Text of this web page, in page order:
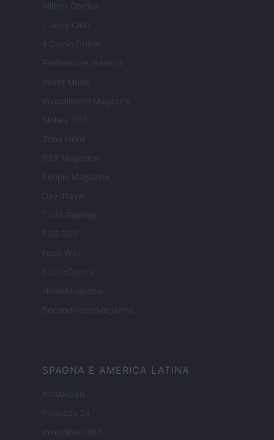
Milano Cortina
Luxury Club
Il Calcio Online
Professione mamma
World Music
Investimenti Magazine
Money 365
Zona Nerd
B2B Magazine
People Magazine
Day Travel
Tutto Gaming
ESG 365
Food Wiki
FuturoDonna
HomeMagazine
SecondHomeMagazine
SPAGNA E AMERICA LATINA
Actualidad
Finanzas 24
Investindo 365